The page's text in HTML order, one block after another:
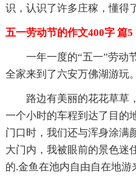
识，认识了许多庄稼，懂得
五一劳动节的作文400字 篇5
一年一度的“五一”劳动
全家来到了六安万佛湖游玩。
路边有美丽的花花草草
一个小时的车程到达了目的
门口时，我们还与浑身涂满
大门内，我被眼前的景色迷
的.金鱼在池内自由自在地